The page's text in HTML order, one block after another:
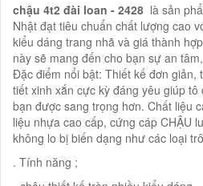
chậu 4t2 đài loan - 2428 là sản
Nhật đạt tiêu chuẩn chất lượng cao
kiểu dáng trang nhã và giá thành
này sẽ mang đến cho bạn sự an
Đặc điểm nổi bật: Thiết kế đơn giản,
tiết xinh xắn cực kỳ đáng yêu giúp
bạn được sang trọng hơn. Chất liệu
liệu nhựa cao cấp, cứng cáp CHẬU
không lo bị biến dạng như các loại
. Tính năng ;